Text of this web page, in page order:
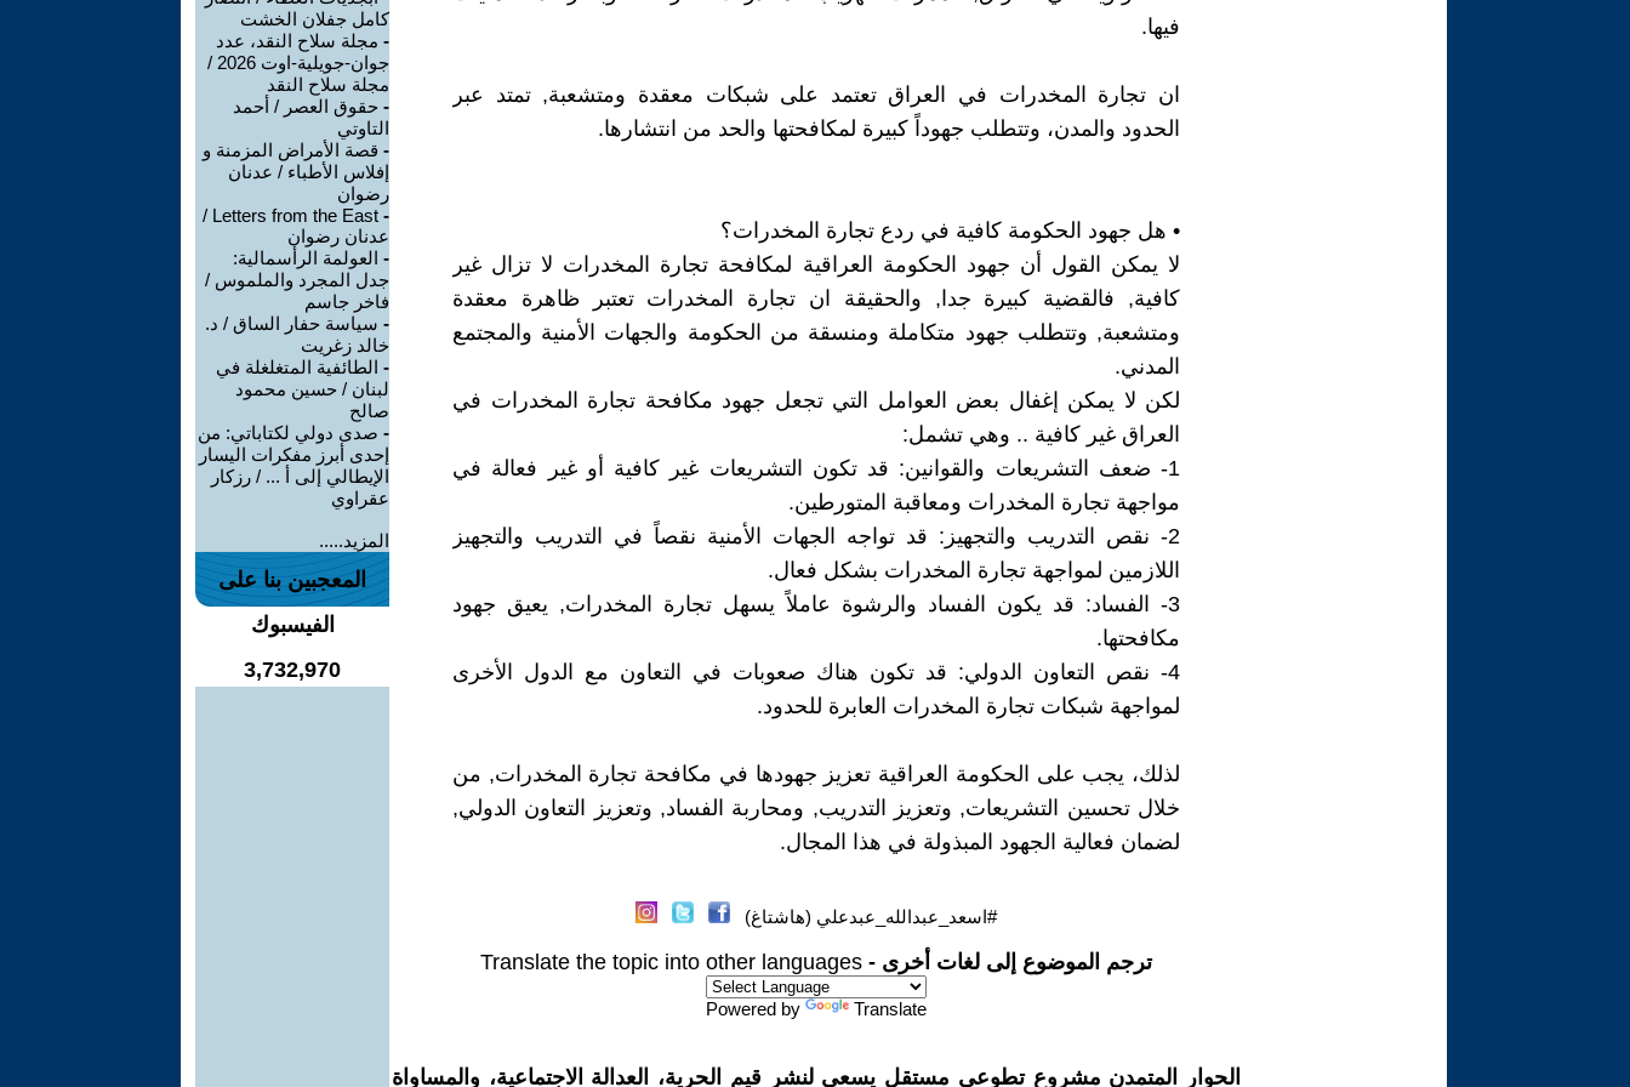
فيها.
ان تجارة المخدرات في العراق تعتمد على شبكات معقدة ومتشعبة, تمتد عبر
الحدود والمدن، وتتطلب جهوداً كبيرة لمكافحتها والحد من انتشارها.
• هل جهود الحكومة كافية في ردع تجارة المخدرات؟
لا يمكن القول أن جهود الحكومة العراقية لمكافحة تجارة المخدرات لا تزال غير
كافية, فالقضية كبيرة جدا, والحقيقة ان تجارة المخدرات تعتبر ظاهرة معقدة
ومتشعبة, وتتطلب جهود متكاملة ومنسقة من الحكومة والجهات الأمنية والمجتمع
المدني.
لكن لا يمكن إغفال بعض العوامل التي تجعل جهود مكافحة تجارة المخدرات في
العراق غير كافية .. وهي تشمل:
1- ضعف التشريعات والقوانين: قد تكون التشريعات غير كافية أو غير فعالة في
مواجهة تجارة المخدرات ومعاقبة المتورطين.
2- نقص التدريب والتجهيز: قد تواجه الجهات الأمنية نقصاً في التدريب والتجهيز
اللازمين لمواجهة تجارة المخدرات بشكل فعال.
3- الفساد: قد يكون الفساد والرشوة عاملاً يسهل تجارة المخدرات, يعيق جهود
مكافحتها.
4- نقص التعاون الدولي: قد تكون هناك صعوبات في التعاون مع الدول الأخرى
لمواجهة شبكات تجارة المخدرات العابرة للحدود.
لذلك، يجب على الحكومة العراقية تعزيز جهودها في مكافحة تجارة المخدرات, من
خلال تحسين التشريعات, وتعزيز التدريب, ومحاربة الفساد, وتعزيز التعاون الدولي,
لضمان فعالية الجهود المبذولة في هذا المجال.
#اسعد_عبدالله_عبدعلي (هاشتاغ)
ترجم الموضوع إلى لغات أخرى - Translate the topic into other languages
Powered by Translate
الحوار المتمدن مشروع تطوعي مستقل يسعى لنشر قيم الحرية، العدالة الاجتماعية، والمساواة
كامل جفلان الخشت
- مجلة سلاح النقد، عدد
جوان-جويلية-اوت 2026 /
مجلة سلاح النقد
- حقوق العصر / أحمد
التاوتي
- قصة الأمراض المزمنة و
إفلاس الأطباء / عدنان
رضوان
-
Letters from the East /
عدنان رضوان
- العولمة الرأسمالية:
جدل المجرد والملموس /
فاخر جاسم
- سياسة حفار الساق / د.
خالد زغريت
- الطائفية المتغلغلة في
لبنان / حسين محمود
صالح
- صدى دولي لكتاباتي: من
إحدى أبرز مفكرات اليسار
الإيطالي إلى أ ... / رزكار
عقراوي
المزيد.....
المعجبين بنا على
الفيسبوك
3,732,970